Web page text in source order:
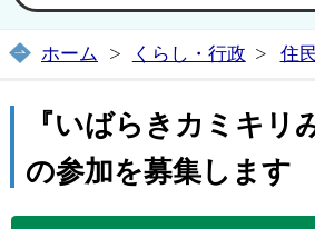
ホーム くらし・行政 住
『いばらきカミキリ
の参加を募集します